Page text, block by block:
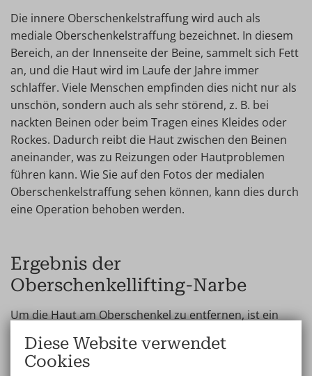
Die innere Oberschenkelstraffung wird auch als
mediale Oberschenkelstraffung bezeichnet. In diesem
Bereich, an der Innenseite der Beine, sammelt sich Fett
an, und die Haut wird im Laufe der Jahre immer
schlaffer. Viele Menschen empfinden dies nicht nur als
unschön, sondern auch als sehr störend, z. B. bei
nackten Beinen oder beim Tragen eines Kleides oder
Rockes. Dadurch reibt die Haut zwischen den Beinen
aneinander, was zu Reizungen oder Hautproblemen
führen kann. Wie Sie auf den Fotos der medialen
Oberschenkelstraffung sehen können, kann dies durch
eine Operation behoben werden.
Ergebnis der
Oberschenkellifting-Narbe
Um die Haut am Oberschenkel zu entfernen, ist ein
wird diesen Schnitt immer so strategisch wie möglich
platzieren, so dass die Narbe der
Diese Website verwendet
Cookies